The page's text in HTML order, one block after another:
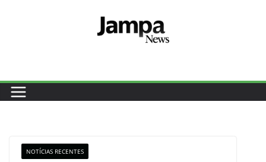
NOTÍCIAS RECENTES